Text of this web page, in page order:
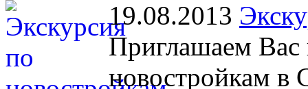
19.08.2013
Приглашаем Вас
новостройкам в